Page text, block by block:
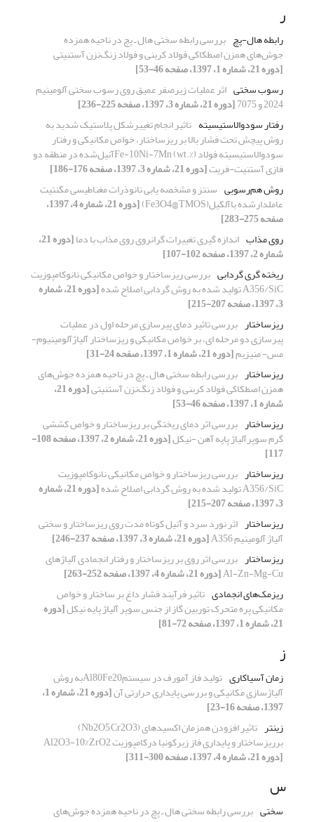
ر
رابطه هال-پچ بررسی رابطه سختی هال ـ پچ در ناحیه همزده
جوش‌های همزن اصطکاکی فولاد کربنی و فولاد زنگ‌نزن آستنیتی
[دوره 21، شماره 1، 1397، صفحه 46-53]
رسوب سختی اثر عملیات زیرصفر عمیق روی رسوب سختی آلومینیم
2024 و 7075
[دوره 21، شماره 3، 1397، صفحه 225-236]
رفتار سودوالاستیسیته تاثیر انجام تغییرشکل پلاستیک شدید به
روش پیچش تحت فشار بالا بر ریزساختار، خواص مکانیکی و رفتار
سودوالاستیسیته فولاد Fe-10Ni-7Mn (wt.%)آنیل‌شده در منطقه دو
فازی آستنیت-فریت[دوره 21، شماره 3، 1397، صفحه 176-186]
روش هم‌رسوبی سنتز و مشخصه یابی نانوذرات مغناطیسی مگنتیت
عاملدارشده باآلکیل(Fe3O4@TMOS) [دوره 21، شماره 4، 1397،
صفحه 275-283]
روی مذاب اندازه گیری تغییرات گرانروی روی مذاب با دما [دوره 21،
شماره 2، 1397، صفحه 102-107]
ریخته گری گردابی بررسی ریزساختار و خواص مکانیکی نانوکامپوزیت
A356/SiC تولید شده به روش گردابی اصلاح شده [دوره 21، شماره
3، 1397، صفحه 207-215]
ریزساختار بررسی تاثیر دمای پیرسازی مرحله اول در عملیات
پیرسازی دو مرحله ای، بر خواص مکانیکی و ریزساختار آلیاژآلومینیوم-
مس- منیزیم[دوره 21، شماره 1، 1397، صفحه 24-31]
ریزساختار بررسی رابطه سختی هال ـ پچ در ناحیه همزده جوش‌های
همزن اصطکاکی فولاد کربنی و فولاد زنگ‌نزن آستنیتی [دوره 21،
شماره 1، 1397، صفحه 46-53]
ریزساختار بررسی اثر دمای ریختگی بر ریزساختار و خواص کششی
گرم سوپرآلیاژ پایه آهن -نیکل [دوره 21، شماره 2، 1397، صفحه 108-
117]
ریزساختار بررسی ریزساختار و خواص مکانیکی نانوکامپوزیت
A356/SiC تولید شده به روش گردابی اصلاح شده [دوره 21، شماره
3، 1397، صفحه 207-215]
ریزساختار اثر نورد سرد و آنیل کوتاه مدت روی ریزساختار و سختی
آلیاژ آلومینیم A356
[دوره 21، شماره 3، 1397، صفحه 237-246]
ریزساختار بررسی اثر روی بر ریزساختار و رفتار انجمادی آلیاژهای
Al-Zn-Mg-Cu[دوره 21، شماره 4، 1397، صفحه 252-263]
ریزمک‌های انجمادی تاثیر فرآیند فشار داغ بر ساختار و خواص
مکانیکی پره متحرک توربین گاز از جنس سوپر آلیاژ پایه نیکل[دوره
21، شماره 1، 1397، صفحه 72-81]
ز
زمان آسیاکاری تولید فاز آمورف در سیستمAl80Fe20به روش
آلیاژسازی مکانیکی و بررسی پایداری حرارتی آن [دوره 21، شماره 1،
1397، صفحه 16-23]
زینتر
تاثیر افزودن همزمان اکسیدهای (Nb2O5,Cr2O3)
برریزساختار و پایداری فاز زیرکونیا درکامپوزیت Al2O3-10%ZrO2
[دوره 21، شماره 4، 1397، صفحه 300-311]
س
سختی بررسی رابطه سختی هال ـ پچ در ناحیه همزده جوش‌های